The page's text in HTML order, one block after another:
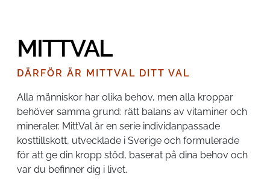
MITTVAL
DÄRFÖR ÄR MITTVAL DITT VAL
Alla människor har olika behov, men alla kroppar
behöver samma grund: rätt balans av vitaminer och
mineraler. MittVal är en serie individanpassade
kosttillskott, utvecklade i Sverige och formulerade
för att ge din kropp stöd, baserat på dina behov och
var du befinner dig i livet.